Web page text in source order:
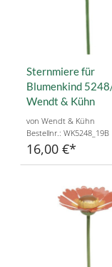
Sternmiere für
Blumenkind
Wendt & Kühn
von Wendt & Kühn
Bestellnr.: WK5248_19B
16,00 €